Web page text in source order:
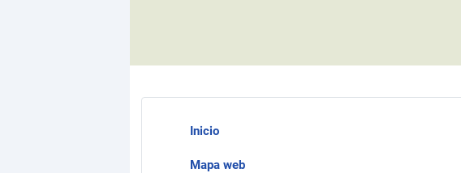
Inicio
Mapa web